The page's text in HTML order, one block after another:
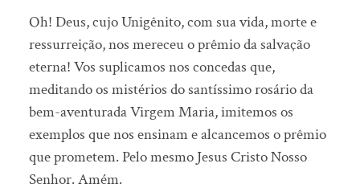
Oh! Deus, cujo Unigênito, com sua vida, morte e
ressurreição, nos mereceu o prêmio da salvação
eterna! Vos suplicamos nos concedas que,
meditando os mistérios do santíssimo rosário da
bem-aventurada Virgem Maria, imitemos os
exemplos que nos ensinam e alcancemos o prêmio
que prometem. Pelo mesmo Jesus Cristo Nosso
Senhor. Amém.